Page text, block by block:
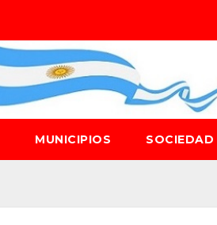
MUNICIPIOS SOCIEDAD